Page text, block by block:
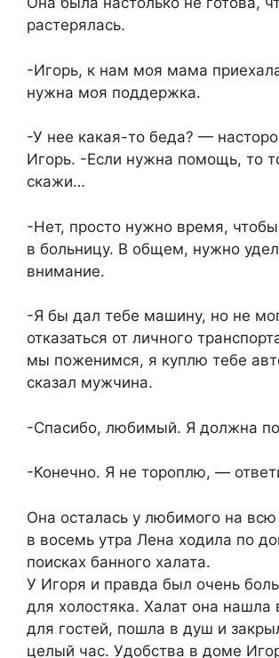
растерялась.
-Игорь, к нам моя мама
нужна моя поддержка.
-У нее какая-то беда? —
Игорь. -Если нужна помощь, то
скажи…
-Нет, просто нужно время, чтобы
в больницу. В общем, нужно
внимание.
-Я бы дал тебе машину, но не
отказаться от личного
мы поженимся, я куплю тебе
сказал мужчина.
-Спасибо, любимый. Я должна
-Конечно. Я не тороплю, —
Она осталась у любимого на
в восемь утра Лена ходила по
поисках банного халата.
У Игоря и правда был очень
для холостяка. Халат она нашла
для гостей, пошла в душ и
целый час. Удобства в доме